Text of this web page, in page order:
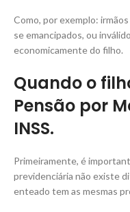
Como, por exemplo:
se emancipados, ou
economicamente do filho.
Quando o
Pensão por
INSS.
Primeiramente, é
previdenciária não existe
enteado tem as mesmas